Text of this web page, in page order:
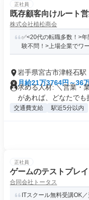
正社員
既存顧客向けルート
株式会社植松商会
✅<20代の転職多数！>
験不問！>上場企業でワ
岩手県宮古市津軽石駅
月給21万3764円～36
求める人材: ＼営業・
があれば、どなたでも
交通費支給 駅近5分以内
正社員
ゲームのテストプレ
合同会社トータス
ITスクール無料受講OK